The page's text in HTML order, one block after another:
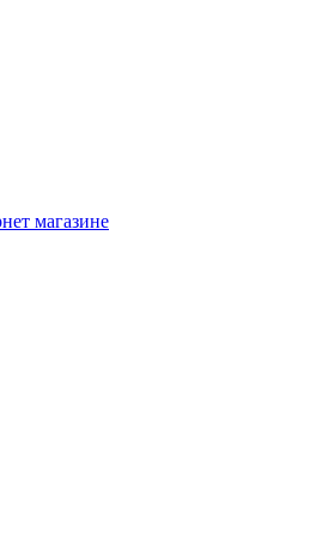
магазине